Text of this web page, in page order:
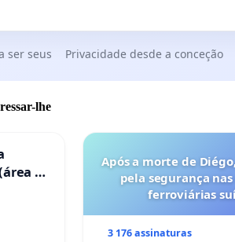
ser seus Privacidade desde a conceção
lhe
de
em
Após a morte de
pela segurança
ferroviárias
3 176 assinaturas